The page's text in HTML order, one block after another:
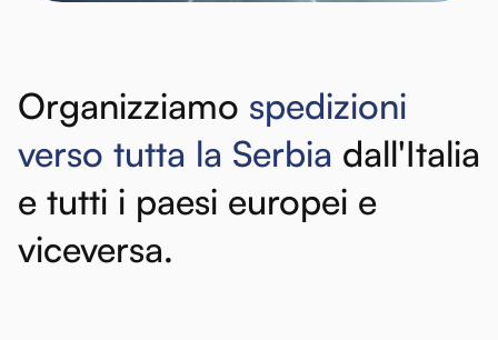
Organizziamo spedizioni
verso tutta la Serbia dall'Italia
e tutti i paesi europei e
viceversa.